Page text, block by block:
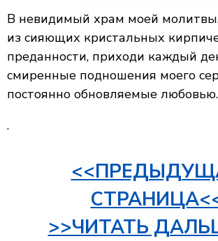
В невидимый храм моей
из сияющих кристальных
преданности, приходи каждый
смиренные подношения моего
постоянно обновляемые любовью.
.
>>ЧИТАТЬ